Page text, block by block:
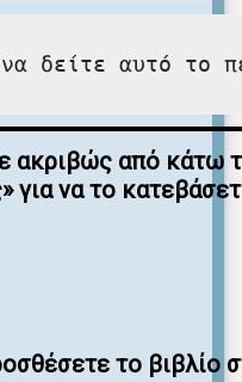
δείτε αυτό το
ακριβώς από κάτω
να το
το βιβλίο